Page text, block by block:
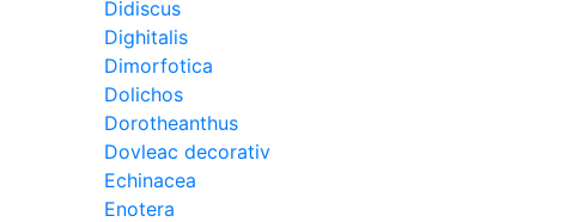
Didiscus
Dighitalis
Dimorfotica
Dolichos
Dorotheanthus
Dovleac decorativ
Echinacea
Enotera